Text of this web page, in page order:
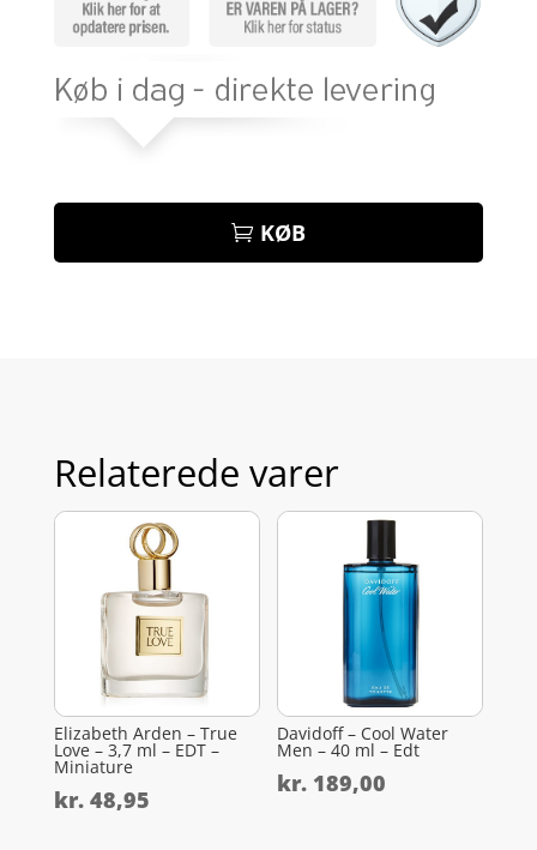
KØB
Relaterede varer
Elizabeth Arden – True
Love – 3,7 ml – EDT –
Miniature
kr.48,95
Davidoff – Cool Water
Men – 40 ml – Edt
kr. 189,00